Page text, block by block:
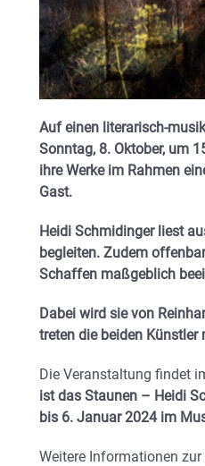
Auf einen literarisch-
Sonntag, 8. Oktober, um
ihre Werke im Rahmen
Gast.
Heidi Schmidinger liest
begleiten. Zudem
Schaffen maßgeblich
Dabei wird sie von
treten die beiden
Die Veranstaltung findet
ist das Staunen – Heidi
bis 6. Januar 2024 im
Weitere Informationen